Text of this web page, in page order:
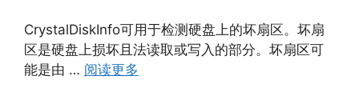
CrystalDiskInfo可用于检测硬盘上的坏扇区。坏扇
区是硬盘上损坏且法读取或写入的部分。坏扇区可
能是由 … 阅读更多